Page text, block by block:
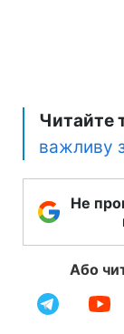
Читайте
важливу
Не
Або